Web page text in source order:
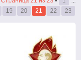
19 20 21 22 23